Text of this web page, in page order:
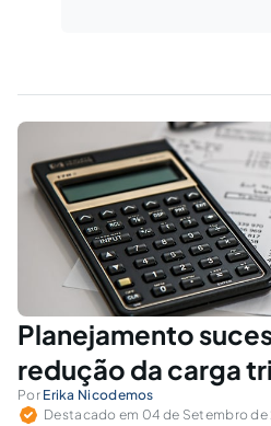
Planejamento
redução da carga
Por Erika Nicodemos
Destacado em 04 de Setembro de